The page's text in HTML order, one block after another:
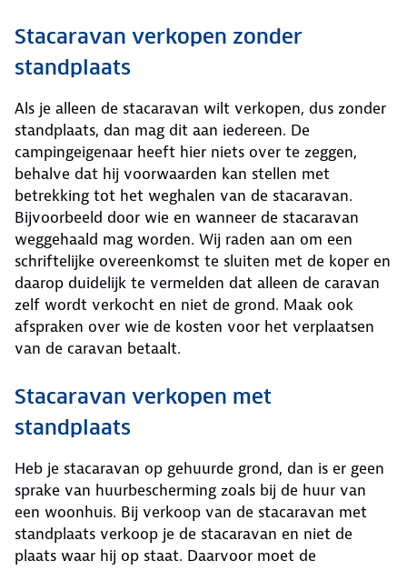
Stacaravan verkopen zonder
standplaats
Als je alleen de stacaravan wilt verkopen, dus zonder
standplaats, dan mag dit aan iedereen. De
campingeigenaar heeft hier niets over te zeggen,
behalve dat hij voorwaarden kan stellen met
betrekking tot het weghalen van de stacaravan.
Bijvoorbeeld door wie en wanneer de stacaravan
weggehaald mag worden. Wij raden aan om een
schriftelijke overeenkomst te sluiten met de koper en
daarop duidelijk te vermelden dat alleen de caravan
zelf wordt verkocht en niet de grond. Maak ook
afspraken over wie de kosten voor het verplaatsen
van de caravan betaalt.
Stacaravan verkopen met
standplaats
Heb je stacaravan op gehuurde grond, dan is er geen
sprake van huurbescherming zoals bij de huur van
een woonhuis. Bij verkoop van de stacaravan met
standplaats verkoop je de stacaravan en niet de
plaats waar hij op staat. Daarvoor moet de